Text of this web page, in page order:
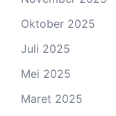
Oktober 2025
Juli 2025
Mei 2025
Maret 2025